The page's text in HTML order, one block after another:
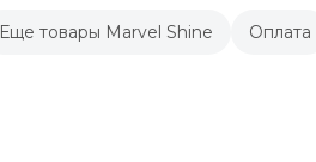
Еще товары Marvel Shine Оплата